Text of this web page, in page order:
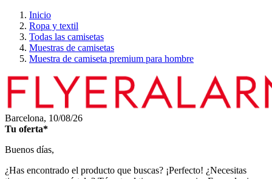
Inicio
Ropa y textil
Todas las camisetas
Muestras de camisetas
Muestra de camiseta premium para hombre
Barcelona, 10/08/26
Tu oferta*
Buenos días,
¿Has encontrado el producto que buscas? ¡Perfecto! ¿Necesitas